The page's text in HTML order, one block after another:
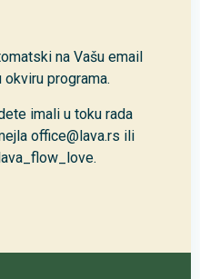
na Vašu email
programa.
imali u toku rada
office@lava.rs ili